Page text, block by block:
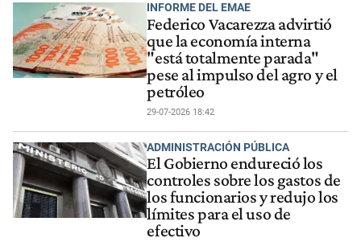
INFORME DEL EMAE
Federico Vacarezza advirtió
que la economía interna
"está totalmente parada"
pese al impulso del agro y el
petróleo
29-07-2026 18:42
ADMINISTRACIÓN PÚBLICA
El Gobierno endureció los
controles sobre los gastos de
los funcionarios y redujo los
límites para el uso de
efectivo